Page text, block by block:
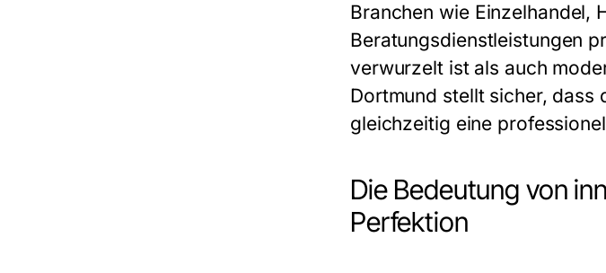
Branchen wie Einzelhandel,
Beratungsdienstleistungen
verwurzelt ist als auch
Dortmund stellt sicher, dass
gleichzeitig eine
Die Bedeutung von
Perfektion